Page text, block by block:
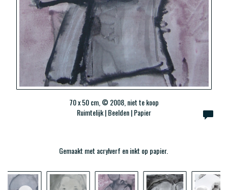
70 x 50 cm, © 2008, niet te koop
Ruimtelijk | Beelden | Papier
Gemaakt met acrylverf en inkt op papier.